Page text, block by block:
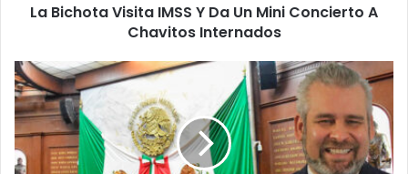
La Bichota Visita IMSS Y Da Un Mini Concierto A
Chavitos Internados
#Michoacán
Suspenden
Sesión:
Sólo
2
De